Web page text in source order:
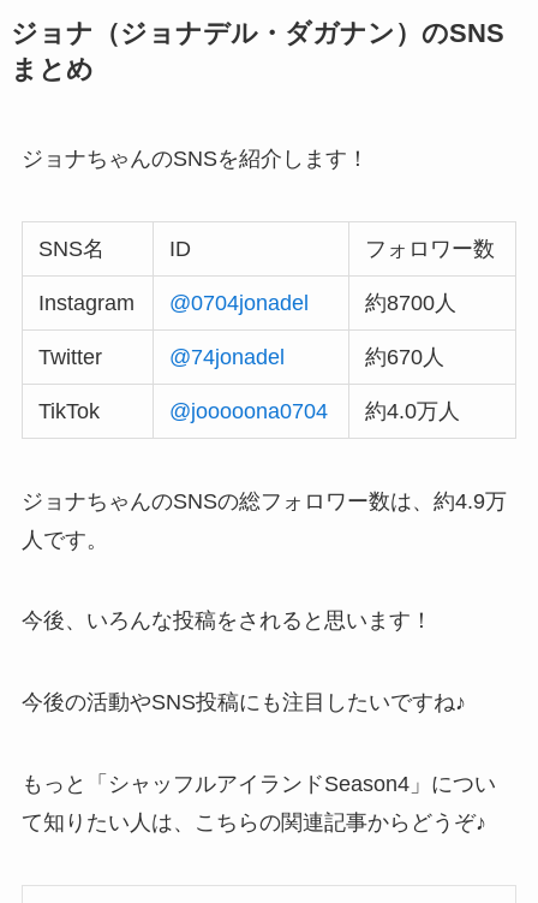
ジョナ（ジョナデル・ダガナン）のSNS
まとめ
ジョナちゃんのSNSを紹介します！
SNS名 ID フォロワー数
Instagram @0704jonadel 約8700人
Twitter @74jonadel 約670人
TikTok @jooooona0704 約4.0万人
ジョナちゃんのSNSの総フォロワー数は、約4.9万
人です。
今後、いろんな投稿をされると思います！
今後の活動やSNS投稿にも注目したいですね♪
もっと「シャッフルアイランドSeason4」につい
て知りたい人は、こちらの関連記事からどうぞ♪